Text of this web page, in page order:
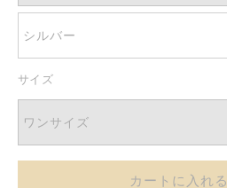
シルバー
サイズ
ワンサイズ
カートに入れる